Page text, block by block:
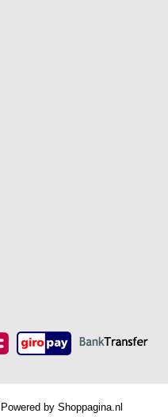
by Shoppagina.nl